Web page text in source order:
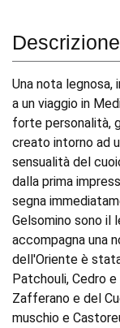
Descrizione
Una nota legnosa,
a un viaggio in
forte personalità,
creato intorno ad
sensualità del
dalla prima
segna
Gelsomino sono il
accompagna una
dell'Oriente è
Patchouli, Cedro
Zafferano e del
muschio e